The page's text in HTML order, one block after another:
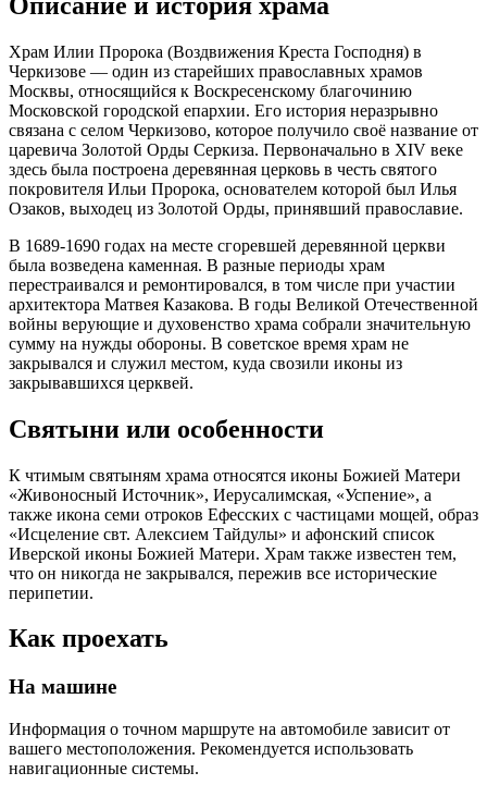
Храм Илии Пророка (Воздвижения Креста Господня) в
Черкизове — один из старейших православных храмов
Москвы, относящийся к Воскресенскому благочинию
Московской городской епархии. Его история неразрывно
связана с селом Черкизово, которое получило своё название от
царевича Золотой Орды Серкиза. Первоначально в XIV веке
здесь была построена деревянная церковь в честь святого
покровителя Ильи Пророка, основателем которой был Илья
Озаков, выходец из Золотой Орды, принявший православие.
В 1689-1690 годах на месте сгоревшей деревянной церкви
была возведена каменная. В разные периоды храм
перестраивался и ремонтировался, в том числе при участии
архитектора Матвея Казакова. В годы Великой Отечественной
войны верующие и духовенство храма собрали значительную
сумму на нужды обороны. В советское время храм не
закрывался и служил местом, куда свозили иконы из
закрывавшихся церквей.
Святыни или особенности
К чтимым святыням храма относятся иконы Божией Матери
«Живоносный Источник», Иерусалимская, «Успение», а
также икона семи отроков Ефесских с частицами мощей, образ
«Исцеление свт. Алексием Тайдулы» и афонский список
Иверской иконы Божией Матери. Храм также известен тем,
что он никогда не закрывался, пережив все исторические
перипетии.
Как проехать
На машине
Информация о точном маршруте на автомобиле зависит от
вашего местоположения. Рекомендуется использовать
навигационные системы.